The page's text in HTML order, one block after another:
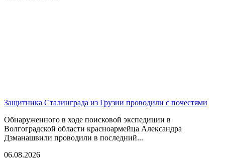
Защитника Сталинграда из Грузии проводили с почестями
Обнаруженного в ходе поисковой экспедиции в
Волгоградской области красноармейца Александра
Дзманашвили проводили в последний...
06.08.2026